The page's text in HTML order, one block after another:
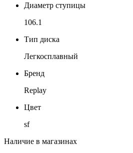
Диаметр ступицы
106.1
Тип диска
Легкосплавный
Бренд
Replay
Цвет
sf
Наличие в магазинах